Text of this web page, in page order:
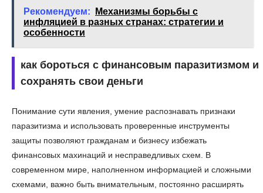
Рекомендуем:
Механизмы борьбы с
инфляцией в разных странах: стратегии и
особенности
как бороться с финансовым паразитизмом и
сохранять свои деньги
Понимание сути явления, умение распознавать признаки
паразитизма и использовать проверенные инструменты
защиты позволяют гражданам и бизнесу избежать
финансовых махинаций и несправедливых схем. В
современном мире, наполненном информацией и сложными
схемами, важно быть внимательным, постоянно расширять